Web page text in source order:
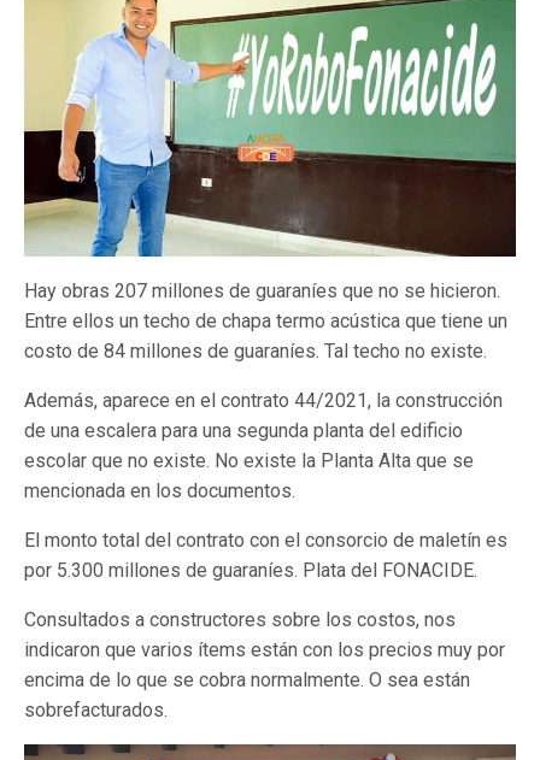
Hay obras 207 millones de guaraníes que no se hicieron.
Entre ellos un techo de chapa termo acústica que tiene un
costo de 84 millones de guaraníes. Tal techo no existe.
Además, aparece en el contrato 44/2021, la construcción
de una escalera para una segunda planta del edificio
escolar que no existe. No existe la Planta Alta que se
mencionada en los documentos.
El monto total del contrato con el consorcio de maletín es
por 5.300 millones de guaraníes. Plata del FONACIDE.
Consultados a constructores sobre los costos, nos
indicaron que varios ítems están con los precios muy por
encima de lo que se cobra normalmente. O sea están
sobrefacturados.